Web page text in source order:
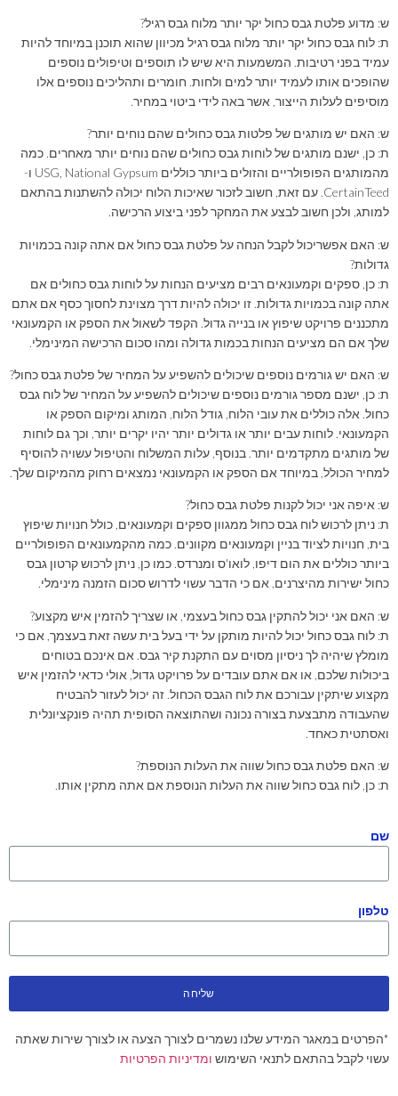
ש: מדוע פלטת גבס כחול יקר יותר מלוח גבס רגיל?
ת: לוח גבס כחול יקר יותר מלוח גבס רגיל מכיוון שהוא תוכנן במיוחד להיות
עמיד בפני רטיבות. המשמעות היא שיש לו תוספים וטיפולים נוספים
שהופכים אותו לעמיד יותר למים ולחות. חומרים ותהליכים נוספים אלו
מוסיפים לעלות הייצור, אשר באה לידי ביטוי במחיר.
ש: האם יש מותגים של פלטות גבס כחולים שהם נוחים יותר?
ת: כן, ישנם מותגים של לוחות גבס כחולים שהם נוחים יותר מאחרים. כמה
מהמותגים הפופולריים והזולים ביותר כוללים USG, National Gypsum ו-
CertainTeed. עם זאת, חשוב לזכור שאיכות הלוח יכולה להשתנות בהתאם
למותג, ולכן חשוב לבצע את המחקר לפני ביצוע הרכישה.
ש: האם אפשריכול לקבל הנחה על פלטת גבס כחול אם אתה קונה בכמויות
גדולות?
ת: כן, ספקים וקמעונאים רבים מציעים הנחות על לוחות גבס כחולים אם
אתה קונה בכמויות גדולות. זו יכולה להיות דרך מצוינת לחסוך כסף אם אתם
מתכננים פרויקט שיפוץ או בנייה גדול. הקפד לשאול את הספק או הקמעונאי
שלך אם הם מציעים הנחות בכמות גדולה ומהו סכום הרכישה המינימלי.
ש: האם יש גורמים נוספים שיכולים להשפיע על המחיר של פלטת גבס כחול?
ת: כן, ישנם מספר גורמים נוספים שיכולים להשפיע על המחיר של לוח גבס
כחול. אלה כוללים את עובי הלוח, גודל הלוח, המותג ומיקום הספק או
הקמעונאי. לוחות עבים יותר או גדולים יותר יהיו יקרים יותר, וכך גם לוחות
של מותגים מתקדמים יותר. בנוסף, עלות המשלוח והטיפול עשויה להוסיף
למחיר הכולל, במיוחד אם הספק או הקמעונאי נמצאים רחוק מהמיקום שלך.
ש: איפה אני יכול לקנות פלטת גבס כחול?
ת: ניתן לרכוש לוח גבס כחול ממגוון ספקים וקמעונאים, כולל חנויות שיפוץ
בית, חנויות לציוד בניין וקמעונאים מקוונים. כמה מהקמעונאים הפופולריים
ביותר כוללים את הום דיפו, לואו'ס ומנרדס. כמו כן, ניתן לרכוש קרטון גבס
כחול ישירות מהיצרנים, אם כי הדבר עשוי לדרוש סכום הזמנה מינימלי.
ש: האם אני יכול להתקין גבס כחול בעצמי, או שצריך להזמין איש מקצוע?
ת: לוח גבס כחול יכול להיות מותקן על ידי בעל בית עשה זאת בעצמך, אם כי
מומלץ שיהיה לך ניסיון מסוים עם התקנת קיר גבס. אם אינכם בטוחים
ביכולות שלכם, או אם אתם עובדים על פרויקט גדול, אולי כדאי להזמין איש
מקצוע שיתקין עבורכם את לוח הגבס הכחול. זה יכול לעזור להבטיח
שהעבודה מתבצעת בצורה נכונה ושהתוצאה הסופית תהיה פונקציונלית
ואסתטית כאחד.
ש: האם פלטת גבס כחול שווה את העלות הנוספת?
ת: כן, לוח גבס כחול שווה את העלות הנוספת אם אתה מתקין אותו.
שם
טלפון
שליחה
*הפרטים במאגר המידע שלנו נשמרים לצורך הצעה או לצורך שירות שאתה
עשוי לקבל בהתאם לתנאי השימוש ומדיניות הפרטיות